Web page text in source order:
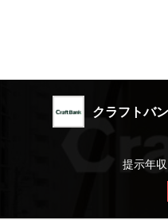
クラフトバ
提示年収